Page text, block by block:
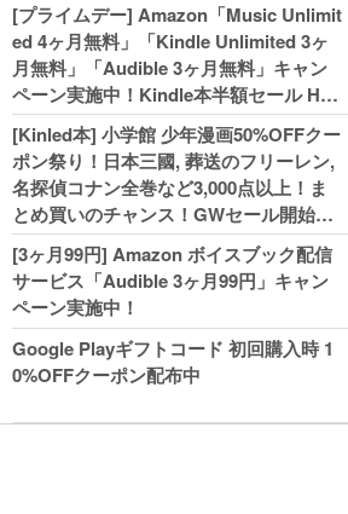
[プライムデー] Amazon「Music Unlimit
ed 4ヶ月無料」「Kindle Unlimited 3ヶ
月無料」「Audible 3ヶ月無料」キャン
ペーン実施中！Kindle本半額セール HU
NTER×HUNTERなど集英社、無職転生,
幼女戦記などKADOKAWA、キャプテン
翼100円セールも！
[Kinled本] 小学館 少年漫画50%OFFクー
ポン祭り！日本三國, 葬送のフリーレン,
名探偵コナン全巻など3,000点以上！ま
とめ買いのチャンス！GWセール開始！
人気コミック多数 カドカワ祭やIT関連本
がセールに！
[3ヶ月99円] Amazon ボイスブック配信
サービス「Audible 3ヶ月99円」キャン
ペーン実施中！
Google Playギフトコード 初回購入時 1
0%OFFクーポン配布中